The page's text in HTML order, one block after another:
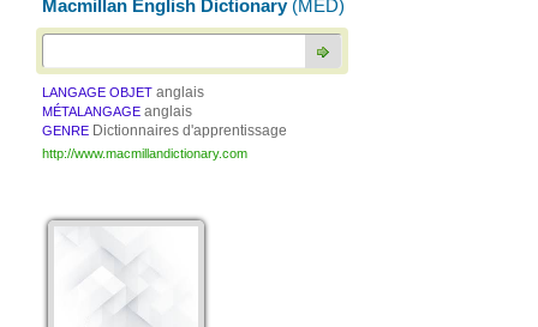
Macmillan English Dictionary (MED)
LANGAGE OBJET anglais
MÉTALANGAGE anglais
GENRE Dictionnaires d'apprentissage
http://www.macmillandictionary.com